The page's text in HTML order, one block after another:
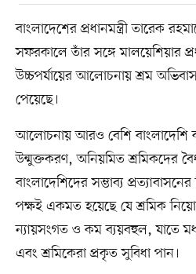
বাংলাদেশের প্রধানমন্ত্রী তারেক
সফরকালে তাঁর সঙ্গে মালয়েশিয়ার
উচ্চপর্যায়ের আলোচনায় শ্রম
পেয়েছে।
আলোচনায় আরও বেশি বাংলাদেশি
উন্মুক্তকরণ, অনিয়মিত শ্রমিকদের
বাংলাদেশিদের সম্ভাব্য
পক্ষই একমত হয়েছে যে শ্রমিক
ন্যায়সংগত ও কম ব্যয়বহুল, যাতে
এবং শ্রমিকেরা প্রকৃত সুবিধা পান।